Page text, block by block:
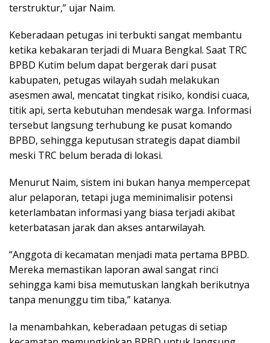
terstruktur,” ujar Naim.
Keberadaan petugas ini terbukti sangat membantu
ketika kebakaran terjadi di Muara Bengkal. Saat TRC
BPBD Kutim belum dapat bergerak dari pusat
kabupaten, petugas wilayah sudah melakukan
asesmen awal, mencatat tingkat risiko, kondisi cuaca,
titik api, serta kebutuhan mendesak warga. Informasi
tersebut langsung terhubung ke pusat komando
BPBD, sehingga keputusan strategis dapat diambil
meski TRC belum berada di lokasi.
Menurut Naim, sistem ini bukan hanya mempercepat
alur pelaporan, tetapi juga meminimalisir potensi
keterlambatan informasi yang biasa terjadi akibat
keterbatasan jarak dan akses antarwilayah.
“Anggota di kecamatan menjadi mata pertama BPBD.
Mereka memastikan laporan awal sangat rinci
sehingga kami bisa memutuskan langkah berikutnya
tanpa menunggu tim tiba,” katanya.
Ia menambahkan, keberadaan petugas di setiap